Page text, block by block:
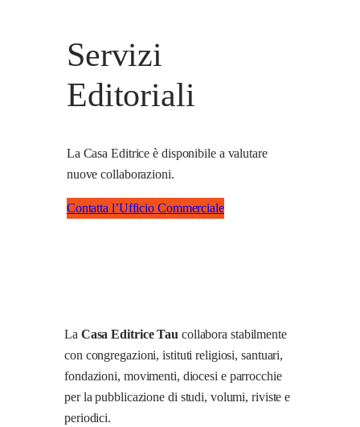
Servizi
Editoriali
La Casa Editrice è disponibile a valutare
nuove collaborazioni.
Contatta l’Ufficio Commerciale
La Casa Editrice Tau collabora stabilmente
con congregazioni, istituti religiosi, santuari,
fondazioni, movimenti, diocesi e parrocchie
per la pubblicazione di studi, volumi, riviste e
periodici.